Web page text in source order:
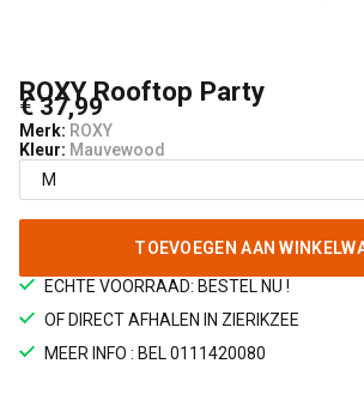
ROXY Rooftop Party
€ 37,99
Merk: ROXY
Kleur: Mauvewood
TOEVOEGEN AAN
ECHTE VOORRAAD: BESTEL NU !
OF DIRECT AFHALEN IN ZIERIKZEE
MEER INFO : BEL 0111420080